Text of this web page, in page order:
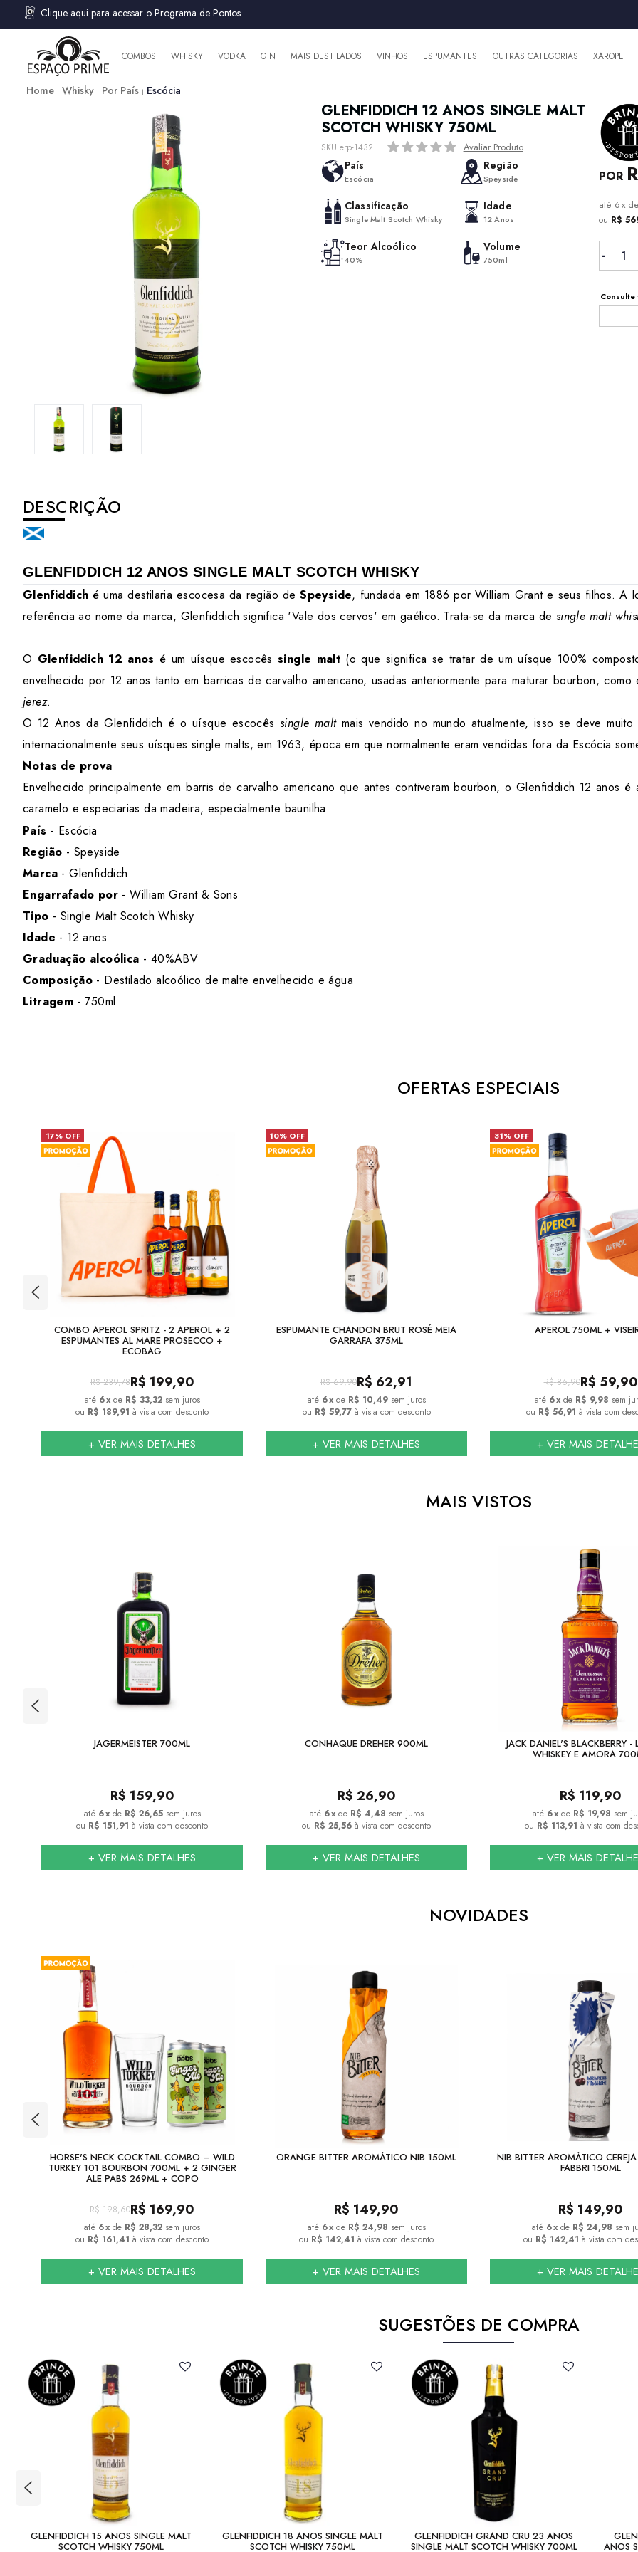
Clique aqui para acessar o Programa de Pontos
COMBOS WHISKY VODKA GIN MAIS DESTILADOS VINHOS ESPUMANTES OUTRAS CATEGORIAS XAROPE
Home Whisky Por País Escócia
GLENFIDDICH 12 ANOS SINGLE MALT
SCOTCH WHISKY 750ML
SKU erp-1432 Avaliar Produto
País
Escócia
Região
Speyside
Classificação
Single Malt Scotch Whisky
Idade
12 Anos
Teor Alcoólico
40%
Volume
750ml
6x de
ou R$
DESCRIÇÃO
GLENFIDDICH 12 ANOS SINGLE MALT SCOTCH WHISKY
Glenfiddich é uma destilaria escocesa da região de Speyside, fundada em 1886 por William Grant e seus filhos. A
referência ao nome da marca, Glenfiddich significa 'Vale dos cervos' em gaélico. Trata-se da marca de single malt
O Glenfiddich 12 anos é um uísque escocêssingle malt (o que significa se tratar de um uísque 100%
envelhecido por 12 anos tanto em barricas de carvalho americano, usadas anteriormente para maturar bourbon,
jerez.
O 12 Anos da Glenfiddich é o uísque escocêssingle maltmais vendido no mundo atualmente, isso se deve
internacionalmente seus uísques single malts, em 1963, época em que normalmente eram vendidas fora da Escócia
Notas de prova
Envelhecido principalmente em barris de carvalho americano que antes contiveram bourbon, o Glenfiddich 12 anos
caramelo e especiarias da madeira, especialmente baunilha.
País - Escócia
Região - Speyside
Marca - Glenfiddich
Engarrafado por - William Grant & Sons
Tipo - Single Malt Scotch Whisky
Idade - 12 anos
Graduação alcoólica - 40%ABV
Composição - Destilado alcoólico de malte envelhecido e água
Litragem - 750ml
OFERTAS ESPECIAIS
17% OFF
COMBO APEROL SPRITZ - 2 APEROL + 2
ESPUMANTES AL MARE PROSECCO +
ECOBAG
R$ 239,78R$ 199,90
6x de R$ 33,32 sem juros
ou R$ 189,91 à vista com desconto
+ VER MAIS DETALHES
10% OFF
ESPUMANTE CHANDON BRUT ROSÉ MEIA
GARRAFA 375ML
R$ 69,90R$ 62,91
6x de R$ 10,49 sem juros
ou R$ 59,77à vista com desconto
+ VER MAIS DETALHES
31% OFF
APEROL 750ML +
R$ 86,90R$ 59,90
6x de R$ 9,98 sem
ou R$ 56,91 à vista com
+ VER MAIS
MAIS VISTOS
JAGERMEISTER 700ML
R$ 159,90
6x de R$ 26,65 sem juros
ou R$ 151,91 à vista com desconto
+ VER MAIS DETALHES
CONHAQUE DREHER 900ML
R$ 26,90
6x de R$ 4,48 sem juros
ou R$ 25,56 à vista com desconto
+ VER MAIS DETALHES
JACK DANIEL'S BLACKBERRY -
WHISKEY E AMORA
R$ 119,90
6x de R$ 19,98 sem
ou R$ 113,91 à vista com
+ VER MAIS
NOVIDADES
HORSE'S NECK COCKTAIL COMBO – WILD
TURKEY 101 BOURBON 700ML + 2 GINGER
ALE PABS 269ML + COPO
R$ 198,60R$ 169,90
6x de R$ 28,32 sem juros
ou R$ 161,41 à vista com desconto
+ VER MAIS DETALHES
ORANGE BITTER AROMÁTICO NIB 150ML
R$ 149,90
6x de R$ 24,98 sem juros
ou R$ 142,41 à vista com desconto
+ VER MAIS DETALHES
NIB BITTER AROMÁTICO
FABBRI 150ML
R$ 149,90
6x de R$ 24,98 sem
ou R$ 142,41 à vista com
+ VER MAIS
SUGESTÕES DE COMPRA
GLENFIDDICH 15 ANOS SINGLE MALT
SCOTCH WHISKY 750ML
GLENFIDDICH 18 ANOS SINGLE MALT
SCOTCH WHISKY 750ML
GLENFIDDICH GRAND CRU 23 ANOS
SINGLE MALT SCOTCH WHISKY 700ML ANOS